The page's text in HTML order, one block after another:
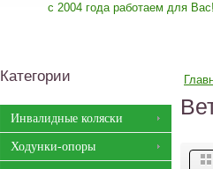
с 2004 года работаем для
Категории
Инвалидные коляски
Ходунки-опоры